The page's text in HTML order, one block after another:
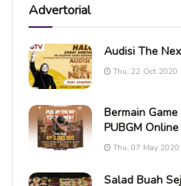
Advertorial
Audisi The
Thu, 22 Oct 2020
Bermain
PUBGM
Thu, 07 May 2020
Salad Buah